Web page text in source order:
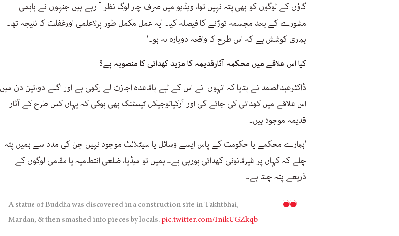
گاؤں کے لوگوں کو بھی پتہ نہیں تھا، ویڈیو میں صرف چار لوگ نظر آ رہے ہیں جنہوں نے باہمی
مشورے کے بعد مجسمہ توڑنے کا فیصلہ کیا۔ 'یہ عمل مکمل طور پرلاعلمی اورغفلت کا نتیجہ تھا۔
ہماری کوشش ہے کہ اس طرح کا واقعہ دوبارہ نہ ہو۔'
کیا اس علاقے میں محکمہ آثارقدیمہ کا مزید کھدائی کا منصوبہ ہے؟
ڈاکٹرعبدالصمد نے بتایا کہ انہوں نے اس کے لیے باقاعدہ اجازت لے رکھی ہے اور اگلے دو،تین دن میں
اس علاقے میں کھدائی کی جائے گی اور آرکیالوجیکل ٹیسٹنگ بھی ہوگی کہ یہاں کس طرح کے آثار
قدیمہ موجود ہیں۔
'ہمارے محکمے یا حکومت کے پاس ایسے وسائل یا سیٹلائٹ موجود نہیں جن کی مدد سے ہمیں پتہ
چلے کہ کہاں پر غیرقانونی کھدائی ہورہی ہے۔ ہمیں تو میڈیا، ضلعی انتطامیہ یا مقامی لوگوں کے
ذریعے پتہ چلتا ہے۔
A statue of Buddha was discovered in a construction site in Takhtbhai,
Mardan, & then smashed into pieces by locals.pic.twitter.com/InikUGZkqb